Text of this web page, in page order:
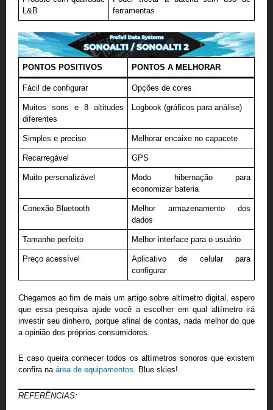
L&B
ferramentas
PONTOS POSITIVOS PONTOS A MELHORAR
Fácil de configurar Opções de cores
Muitos sons e 8 altitudes
diferentes
Logbook (gráficos para análise)
Simples e preciso Melhorar encaixe no capacete
Recarregável GPS
Muito personalizável
Modo hibernação para
economizar bateria
Conexão Bluetooth
Melhor armazenamento dos
dados
Tamanho perfeito Melhor interface para o usuário
Preço acessível
Aplicativo de celular para
configurar
Chegamos ao fim de mais um artigo sobre altímetro digital, espero
que essa pesquisa ajude você a escolher em qual altímetro irá
investir seu dinheiro, porque afinal de contas, nada melhor do que
a opinião dos próprios consumidores.
E caso queira conhecer todos os altímetros sonoros que existem
confira na área de equipamentos . Blue skies!
REFERÊNCIAS: